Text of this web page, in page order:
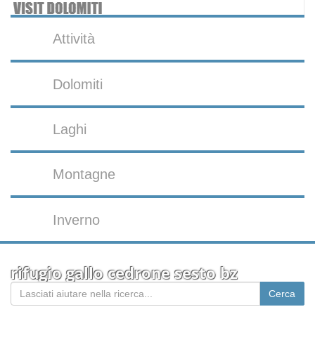
Attività
Dolomiti
Laghi
Montagne
Inverno
rifugio gallo cedrone sesto bz